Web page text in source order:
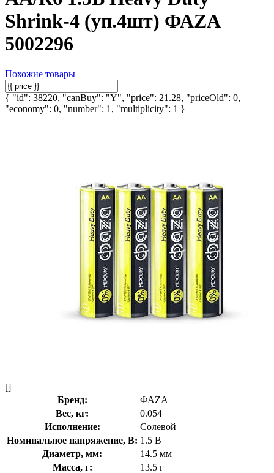
Shrink-4 (уп.4шт) ФАZА
5002296
Похожие товары
{ "id": 38220, "canBuy": "Y", "price": 21.28, "priceOld": 0,
"economy": 0, "number": 1, "multiplicity": 1 }
[]
Бренд:
ФАZА
Вес, кг:
0.054
Исполнение:
Солевой
Номинальное напряжение, В: 1.5 В
Диаметр, мм:
14.5 мм
Масса, г:
13.5 г